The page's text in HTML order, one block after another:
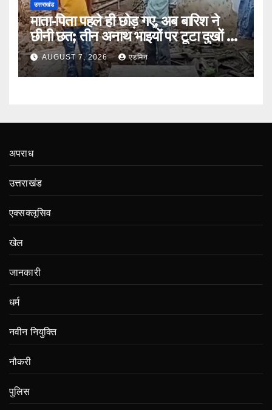
उत्तराखंड
माता-पिता पहले ही छोड़ गए, अब बारिश ने
छीनी छत; तीन अनाथ भाइयों पर टूटा दुखों का
पहाड़AUGUST 7, 2026 एडमिन
अपराध
उत्तराखंड
एक्सक्लूसिव
खेल
जानकारी
धर्म
नवीन नियुक्ति
नौकरी
पुलिस